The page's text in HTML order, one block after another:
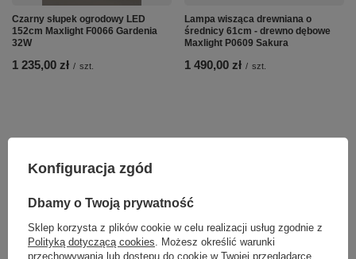
Czarny słupek ogrodowy LED
152cm Maxlight F0066 Gardenia
32W
1 235,00 zł / szt.
Lampa wisząca drewniana o
średnicy 61cm - drewno dębowe
Maxlight P0609 Sakura
1 490,00 zł / szt.
Konfiguracja zgód
Dbamy o Twoją prywatność
Sklep korzysta z plików cookie w celu realizacji usług zgodnie z
Polityką dotyczącą cookies. Możesz określić warunki
przechowywania lub dostępu do cookie w Twojej przeglądarce.